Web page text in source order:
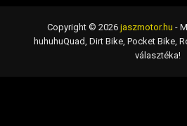
Copyright © 2026 jaszmotor.hu -
huhuhuQuad, Dirt Bike, Pocket Bike,
választéka!